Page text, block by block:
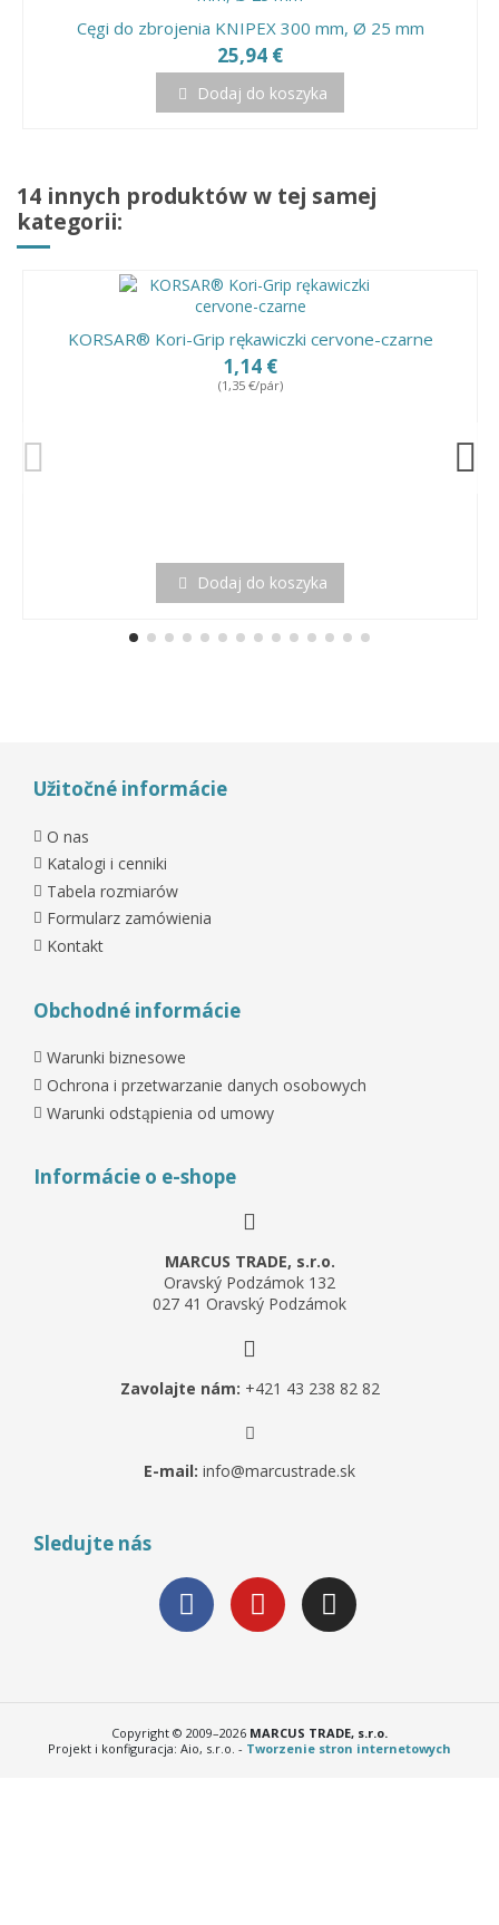
Cęgi do zbrojenia KNIPEX 300 mm, Ø 25 mm
25,94 €
Dodaj do koszyka
14 innych produktów w tej samej
kategorii:
KORSAR® Kori-Grip rękawiczki cervone-czarne
1,14 €
(1,35 €/pár)
Dodaj do koszyka
Užitočné informácie
O nas
Katalogi i cenniki
Tabela rozmiarów
Formularz zamówienia
Kontakt
Obchodné informácie
Warunki biznesowe
Ochrona i przetwarzanie danych osobowych
Warunki odstąpienia od umowy
Informácie o e-shope
MARCUS TRADE, s.r.o.
Oravský Podzámok 132
027 41 Oravský Podzámok
Zavolajte nám: +421 43 238 82 82
E-mail: info@marcustrade.sk
Sledujte nás
Copyright © 2009–2026 MARCUS TRADE, s.r.o.
Projekt i konfiguracja: Aio, s.r.o. - Tworzenie stron internetowych